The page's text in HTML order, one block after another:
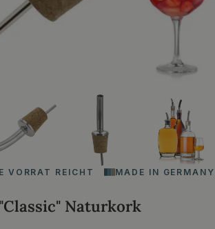
VORRAT REICHT
MADE IN GERMANY
Naturkork